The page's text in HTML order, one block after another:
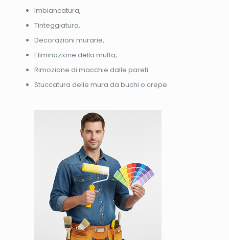
Imbiancatura,
Tinteggiatura,
Decorazioni murarie,
Eliminazione della muffa,
Rimozione di macchie dalle pareti
Stuccatura delle mura da buchi o crepe